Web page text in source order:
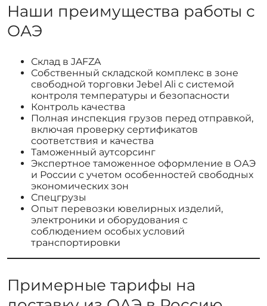
Наши преимущества работы с
ОАЭ
Склад в JAFZA
Собственный складской комплекс в зоне
свободной торговки Jebel Ali с системой
контроля температуры и безопасности
Контроль качества
Полная инспекция грузов перед отправкой,
включая проверку сертификатов
соответствия и качества
Таможенный аутсорсинг
Экспертное таможенное оформление в ОАЭ
и России с учетом особенностей свободных
экономических зон
Спецгрузы
Опыт перевозки ювелирных изделий,
электроники и оборудования с
соблюдением особых условий
транспортировки
Примерные тарифы на